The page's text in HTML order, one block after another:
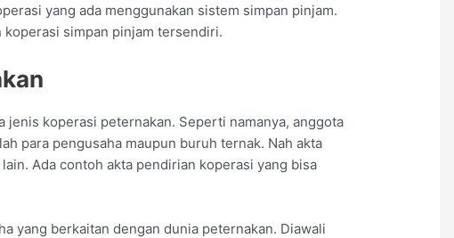
yang ada menggunakan sistem simpan pinjam.
simpan pinjam tersendiri.
jenis koperasi peternakan. Seperti namanya, anggota
para pengusaha maupun buruh ternak. Nah akta
Ada contoh akta pendirian koperasi yang bisa
yang berkaitan dengan dunia peternakan. Diawali